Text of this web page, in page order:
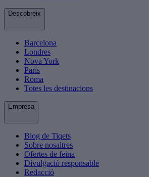
Descobreix
Barcelona
Londres
Nova York
París
Roma
Totes les destinacions
Empresa
Blog de Tiqets
Sobre nosaltres
Ofertes de feina
Divulgació responsable
Redacció